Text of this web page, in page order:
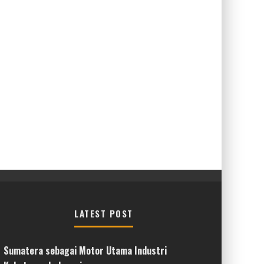
LATEST POST
Sumatera sebagai Motor Utama Industri